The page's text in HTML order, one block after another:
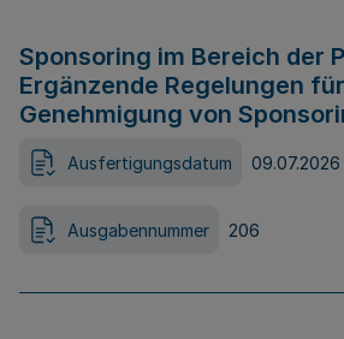
Sponsoring im Bereich der
Ergänzende Regelungen
Genehmigung von
Ausfertigungsdatum 09.07.2026
Ausgabennummer 206